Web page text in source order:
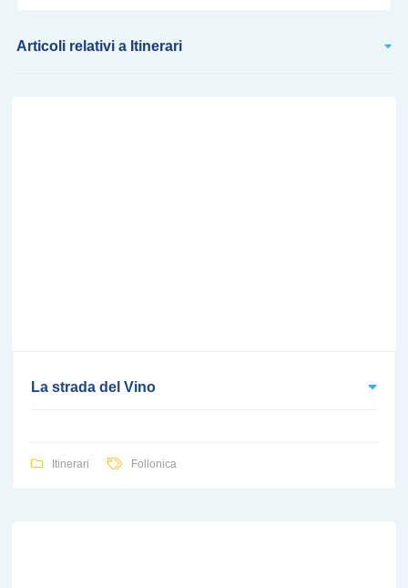
Articoli relativi a Itinerari
La strada del Vino
Itinerari Follonica